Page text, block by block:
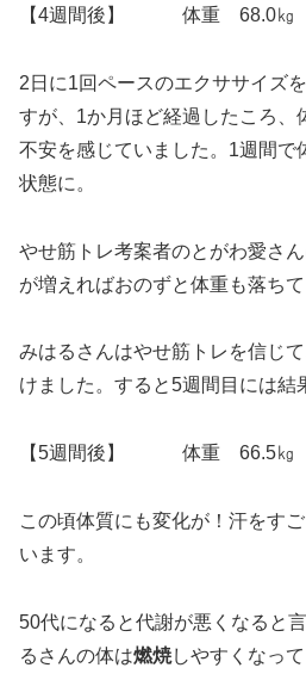
【4週間後】 体重 68.0㎏
2日に1回ペースのエクササイズ
すが、1か月ほど経過したころ、
不安を感じていました。1週間で
状態に。
やせ筋トレ考案者のとがわ愛さ
が増えればおのずと体重も落ちて
みはるさんはやせ筋トレを信じ
けました。すると5週間目には結
【5週間後】 体重 66.5㎏（
この頃体質にも変化が！汗をす
います。
50代になると代謝が悪くなると
るさんの体は燃焼しやすくなっ